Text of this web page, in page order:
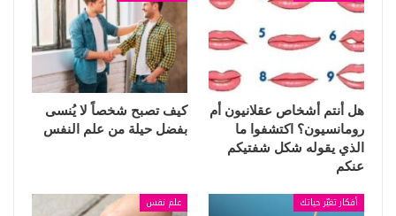
هل أنتم أشخاص عقلانيون أم
رومانسيون؟ اكتشفوا ما
الذي يقوله شكل شفتيكم
عنكم
كيف تصبح شخصاً لا يُنسى
بفضل حيلة من علم النفس
أفكار تغيّر حياتك علم نفس